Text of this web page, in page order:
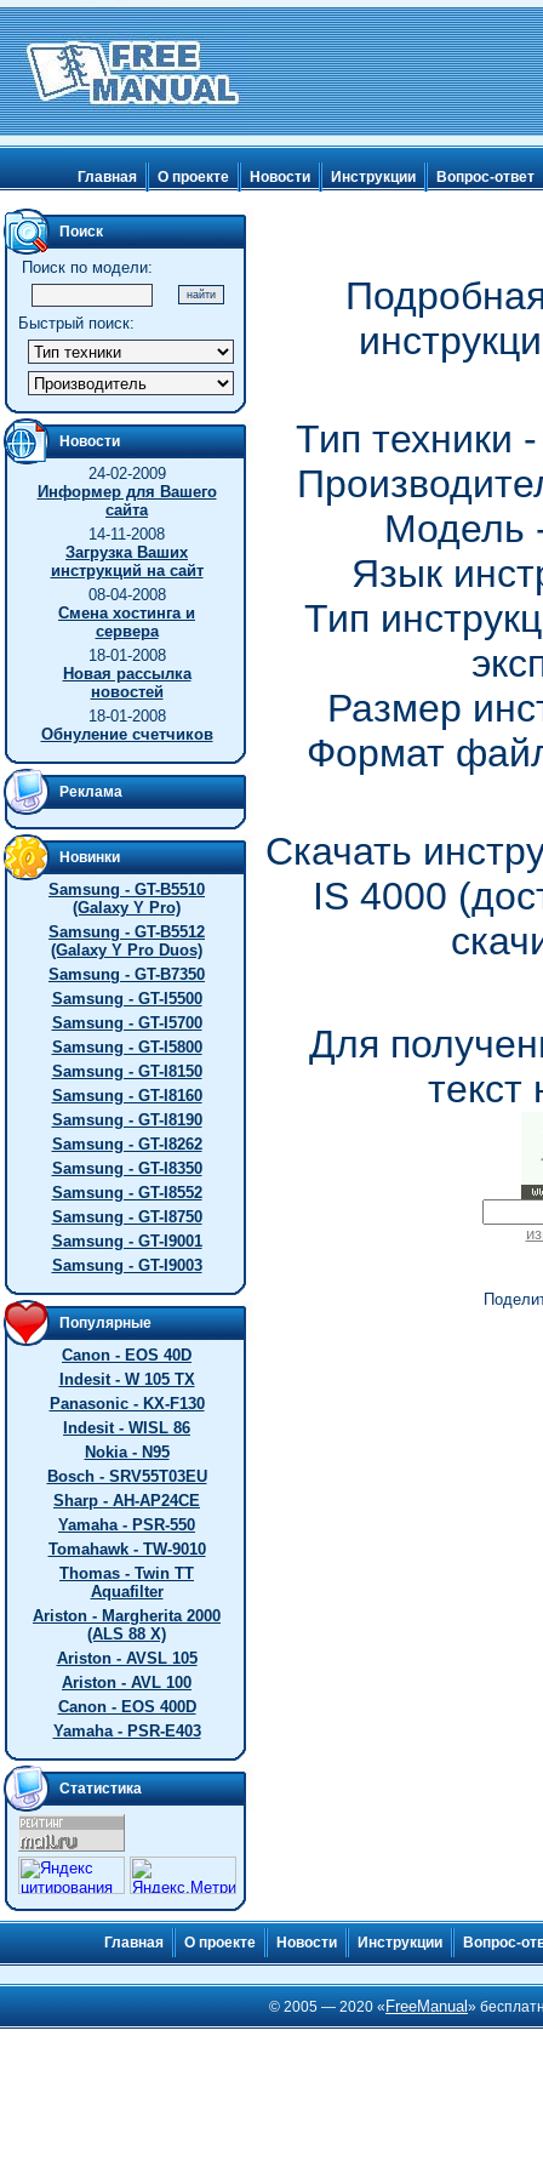
Главная О проекте Новости Инструкции Вопрос-ответ
Поиск
Поиск по модели:
Быстрый поиск:
Новости
24-02-2009
Информер для Вашего
сайта
14-11-2008
Загрузка Ваших
инструкций на сайт
08-04-2008
Смена хостинга и
сервера
18-01-2008
Новая рассылка
новостей
18-01-2008
Обнуление счетчиков
Реклама
Новинки
Samsung - GT-B5510
(Galaxy Y Pro)
Samsung - GT-B5512
(Galaxy Y Pro Duos)
Samsung - GT-B7350
Samsung - GT-I5500
Samsung - GT-I5700
Samsung - GT-I5800
Samsung - GT-I8150
Samsung - GT-I8160
Samsung - GT-I8190
Samsung - GT-I8262
Samsung - GT-I8350
Samsung - GT-I8552
Samsung - GT-I8750
Samsung - GT-I9001
Samsung - GT-I9003
Популярные
Canon - EOS 40D
Indesit - W 105 TX
Panasonic - KX-F130
Indesit - WISL 86
Nokia - N95
Bosch - SRV55T03EU
Sharp - AH-AP24CE
Yamaha - PSR-550
Tomahawk - TW-9010
Thomas - Twin TT
Aquafilter
Ariston - Margherita 2000
(ALS 88 X)
Ariston - AVSL 105
Ariston - AVL 100
Canon - EOS 400D
Yamaha - PSR-E403
Статистика
Тип
Модель
Язык
Тип
Размер
Формат
Скачать
IS 4000
Для
текст
Главная О проекте Новости Инструкции Вопрос-
© 2005 — 2020 « FreeManual»